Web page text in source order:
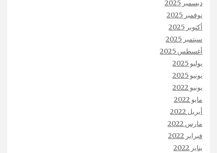
ديسمبر 2025
نوفمبر 2025
أكتوبر 2025
سبتمبر 2025
أغسطس 2025
يوليو 2025
يونيو 2025
يونيو 2022
مايو 2022
أبريل 2022
مارس 2022
فبراير 2022
يناير 2022